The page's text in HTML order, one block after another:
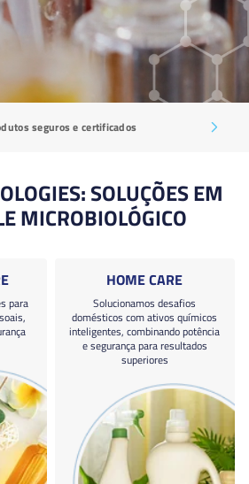
seguros e certificados
SOLUÇÕES EM
MICROBIOLÓGICO
para
HOME CARE
Solucionamos desafios
domésticos com ativos químicos
inteligentes, combinando potência
e segurança para resultados
superiores